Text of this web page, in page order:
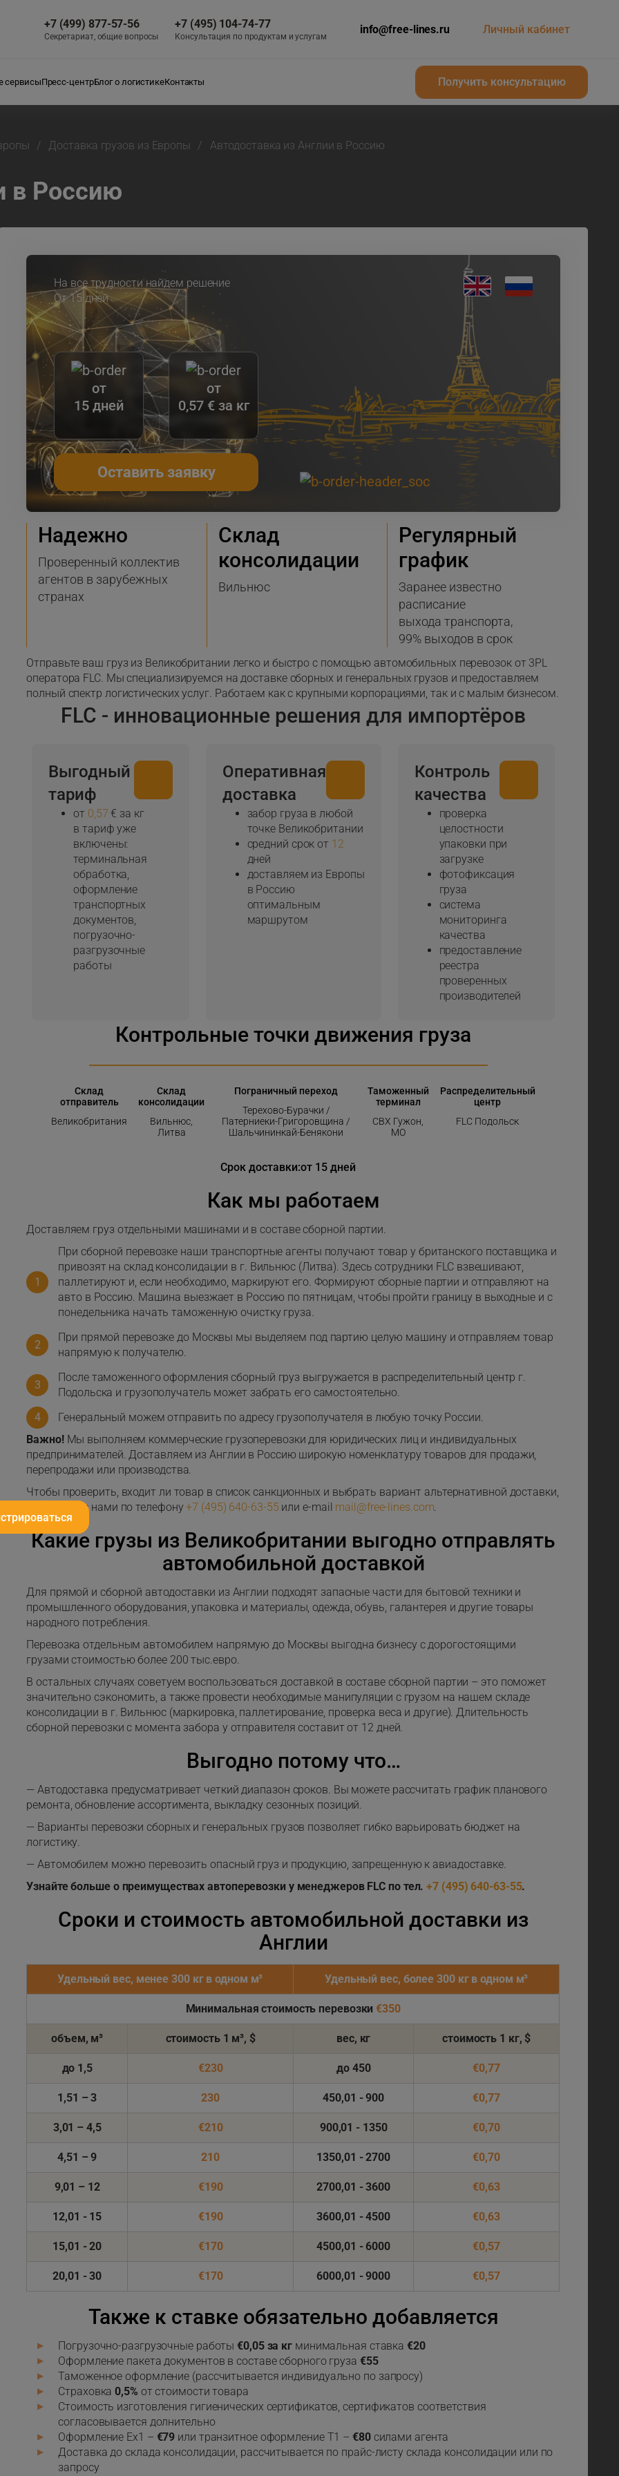
+7 (499) 877-57-56
Секретариат, общие вопросы
+7 (495) 104-74-77
Консультация по продуктам и услугам
info@free-lines.ru Личный кабинет
сервисыПресс-центрБлог о логистикеКонтакты Получить консультацию
Получить консультацию
Доставка грузов из Европы Автодоставка из Англии в Россию
в Россию
На все трудности найдем решение
От 15 дней
от
15 дней
от
0,57 € за кг
Оставить заявку
Надежно
Проверенный коллектив
агентов в зарубежных
странах
Склад
консолидации
Вильнюс
Регулярный
график
Заранее известно
расписание
выхода транспорта,
99% выходов в срок
Отправьте ваш груз из Великобритании легко и быстро с помощью автомобильных перевозок от 3PL
оператора FLC. Мы специализируемся на доставке сборных и генеральных грузов и предоставляем
полный спектр логистических услуг. Работаем как с крупными корпорациями, так и с малым бизнесом.
FLC - инновационные решения для импортёров
Выгодный
тариф
от 0,57€ за кг
в тариф уже
включены:
терминальная
обработка,
оформление
транспортных
документов,
погрузочно-
разгрузочные
работы
Оперативная
доставка
забор груза в любой
точке Великобритании
средний срок от 12
дней
доставляем из Европы
в Россию
оптимальным
маршрутом
Контроль
качества
проверка
целостности
упаковки при
загрузке
фотофиксация
груза
система
мониторинга
качества
предоставление
реестра
проверенных
производителей
Контрольные точки движения груза
Склад
отправитель
Великобритания
Склад
консолидации
Вильнюс,
Литва
Пограничный переход
Терехово-Бурачки /
Патерниеки-Григоровщина /
Шальчининкай-Бенякони
Таможенный
терминал
СВХ Гужон,
МО
Распределительный
центр
FLC Подольск
Срок доставки:от 15 дней
Как мы работаем
Доставляем груз отдельными машинами и в составе сборной партии.
При сборной перевозке наши транспортные агенты получают товар у британского поставщика и
привозят на склад консолидации в г. Вильнюс (Литва). Здесь сотрудники FLC взвешивают,
паллетируют и, если необходимо, маркируют его. Формируют сборные партии и отправляют на
авто в Россию. Машина выезжает в Россию по пятницам, чтобы пройти границу в выходные и с
понедельника начать таможенную очистку груза.
При прямой перевозке до Москвы мы выделяем под партию целую машину и отправляем товар
напрямую к получателю.
После таможенного оформления сборный груз выгружается в распределительный центр г.
Подольска и грузополучатель может забрать его самостоятельно.
Генеральный можем отправить по адресу грузополучателя в любую точку России.
Важно!Мы выполняем коммерческие грузоперевозки для юридических лиц и индивидуальных
предпринимателей. Доставляем из Англии в Россию широкую номенклатуру товаров для продажи,
перепродажи или производства.
Чтобы проверить, входит ли товар в список санкционных и выбрать вариант альтернативной доставки,
свяжитесь с нами по телефону+7 (495) 640-63-55 или e-mail mail@free-lines.com.
Какие грузы из Великобритании выгодно отправлять
автомобильной доставкой
Для прямой и сборной автодоставки из Англии подходят запасные части для бытовой техники и
промышленного оборудования, упаковка и материалы, одежда, обувь, галантерея и другие товары
народного потребления.
Перевозка отдельным автомобилем напрямую до Москвы выгодна бизнесу с дорогостоящими
грузами стоимостью более 200 тыс.евро.
В остальных случаях советуем воспользоваться доставкой в составе сборной партии – это поможет
значительно сэкономить, а также провести необходимые манипуляции с грузом на нашем складе
консолидации в г. Вильнюс (маркировка, паллетирование, проверка веса и другие). Длительность
сборной перевозки с момента забора у отправителя составит от 12 дней.
Выгодно потому что…
— Автодоставка предусматривает четкий диапазон сроков. Вы можете рассчитать график планового
ремонта, обновление ассортимента, выкладку сезонных позиций.
— Варианты перевозки сборных и генеральных грузов позволяет гибко варьировать бюджет на
логистику.
— Автомобилем можно перевозить опасный груз и продукцию, запрещенную к авиадоставке.
Узнайте больше о преимуществах автоперевозки у менеджеров FLC по тел.+7 (495) 640-63-55.
Сроки и стоимость автомобильной доставки из
Англии
Удельный вес, менее 300 кг в одном м³ Удельный вес, более 300 кг в одном м³
Минимальная стоимость перевозки€350
объем, м³ стоимость 1 м³, $ вес, кг стоимость 1 кг, $
до 1,5 €230 до 450 €0,77
1,51 – 3 230 450,01 - 900 €0,77
3,01 – 4,5 €210 900,01 - 1350 €0,70
4,51 – 9 210 1350,01 - 2700 €0,70
9,01 – 12 €190 2700,01 - 3600 €0,63
12,01 - 15 €190 3600,01 - 4500 €0,63
15,01 - 20 €170 4500,01 - 6000 €0,57
20,01 - 30 €170 6000,01 - 9000 €0,57
Также к ставке обязательно добавляется
Погрузочно-разгрузочные работы€0,05 за кг минимальная ставка€20
Оформление пакета документов в составе сборного груза €55
Таможенное оформление (рассчитывается индивидуально по запросу)
Страховка0,5% от стоимости товара
Стоимость изготовления гигиенических сертификатов, сертификатов соответствия
согласовывается долнительно
Оформление Ех1 – €79 или транзитное оформление Т1 –€80силами агента
Доставка до склада консолидации, рассчитывается по прайс-листу склада консолидации или по
запросу